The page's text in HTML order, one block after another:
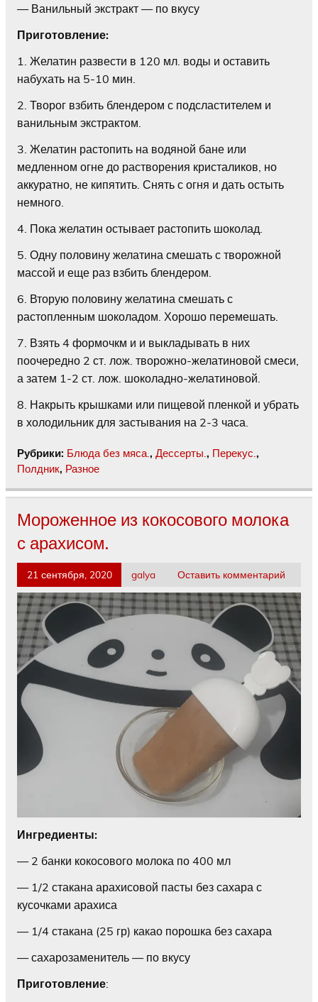
— Ванильный экстракт — по вкусу
Приготовление:
1. Желатин развести в 120 мл. воды и оставить
набухать на 5-10 мин.
2. Творог взбить блендером с подсластителем и
ванильным экстрактом.
3. Желатин растопить на водяной бане или
медленном огне до растворения кристаликов, но
аккуратно, не кипятить. Снять с огня и дать остыть
немного.
4. Пока желатин остывает растопить шоколад.
5. Одну половину желатина смешать с творожной
массой и еще раз взбить блендером.
6. Вторую половину желатина смешать с
растопленным шоколадом. Хорошо перемешать.
7. Взять 4 формочкм и и выкладывать в них
поочередно 2 ст. лож. творожно-желатиновой смеси,
а затем 1-2 ст. лож. шоколадно-желатиновой.
8. Накрыть крышками или пищевой пленкой и убрать
в холодильник для застывания на 2-3 часа.
Рубрики: Блюда без мяса., Дессерты., Перекус.,
Полдник, Разное
Мороженное из кокосового молока
с арахисом.
21 сентября, 2020 galya Оставить комментарий
Ингредиенты:
— 2 банки кокосового молока по 400 мл
— 1/2 стакана арахисовой пасты без сахара с
кусочками арахиса
— 1/4 стакана (25 гр) какао порошка без сахара
— сахарозаменитель — по вкусу
Приготовление: